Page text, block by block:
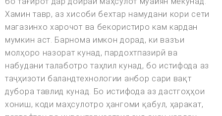
Хамин тавр, аз хисоби бехтар намудани кори сети
магазинхо харочот ва бекористиро кам кардан
мумкин аст. Барнома имкон дорад, ки вазъи
молҳоро назорат кунад, пардохтпазирӣ ва
набудани талаботро таҳлил кунад, бо истифода аз
таҷҳизоти баландтехнологии анбор сари вақт
дубора тавлид кунад. Бо истифода аз дастгоҳҳои
хониш, коди маҳсулотро ҳангоми қабул, ҳаракат,